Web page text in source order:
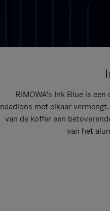
RIMOWA’s Ink Blue is
naadloos met elkaar
van de koffer een
van het